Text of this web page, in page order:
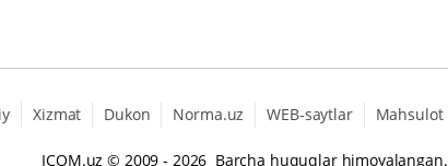
Xizmat Dukon Norma.uz WEB-saytlar Mahsulot
ICOM.uz © 2009 - 2026 Barcha huquqlar himoyalangan.